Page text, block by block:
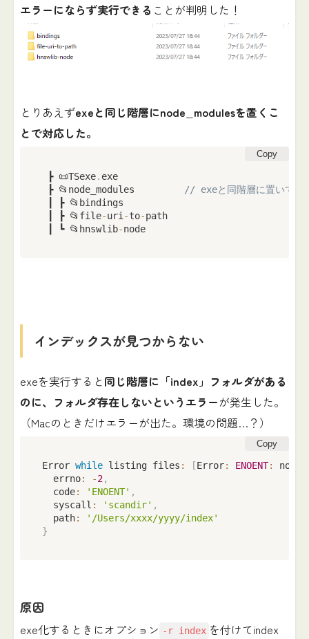
エラーにならず実行できる ことが判明した！
とりあえずexeと同じ階層にnode_modulesを置くこ
とで対応した。
Copy
┣ 📜TSexe. exe
┣ 📂node_modules
// exeと同階層に置いてお
┃ ┣ 📂bindings
┃ ┣ 📂file-uri -to-path
┃ ┗ 📂hnswlib-node
インデックスが見つからない
exeを実行すると 同じ階層に「index」フォルダがある
のに、フォルダ存在しないというエラーが発生した。
（Macのときだけエラーが出た。環境の問題…？）
Copy
Error while listing files : [Error: ENOENT:
no
  errno
: -2,
  code
: 'ENOENT' ,
  syscall
: 'scandir' ,
  path
:
'/Users/xxxx/yyyy/index'
}
原因
exe化するときにオプション -r index を付けてindex